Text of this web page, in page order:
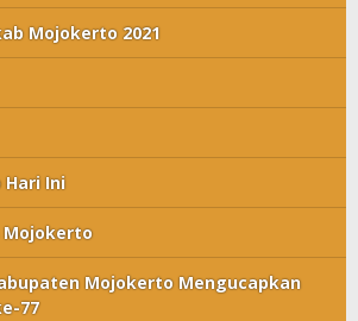
Mojokerto 2021
Ini
Mojokerto
Mojokerto Mengucapkan
77